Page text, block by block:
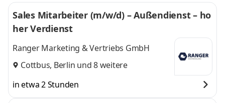
Sales Mitarbeiter (m/w/d) – Außendienst – ho
her Verdienst
Ranger Marketing & Vertriebs GmbH
Cottbus, Berlin und 8 weitere
in etwa 2 Stunden